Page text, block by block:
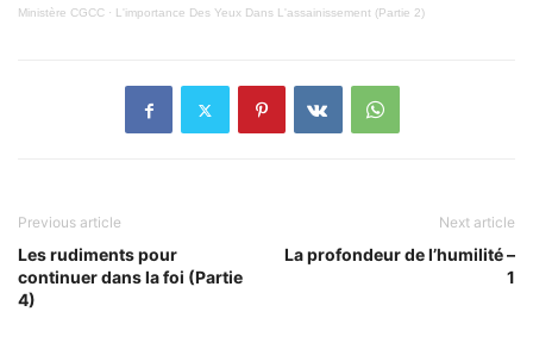
Ministère CGCC · L'importance Des Yeux Dans L'assainissement (Partie 2)
Previous article
Les rudiments pour
continuer dans la foi (Partie
4)
Next article
La profondeur de l’humilité –
1